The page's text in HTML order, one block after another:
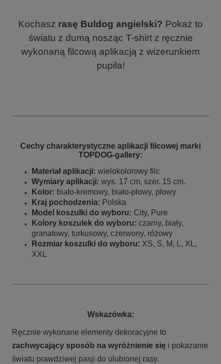
Kochasz rasę Buldog angielski? Pokaż to
światu z dumą nosząc T-shirt z ręcznie
wykonaną filcową aplikacją z wizerunkiem
pupila!
Cechy charakterystyczne aplikacji filcowej marki
TOPDOG-gallery:
Materiał aplikacji: wielokolorowy filc
Wymiary aplikacji: wys. 17 cm, szer. 15 cm.
Kolor: biało-kremowy, biało-płowy, płowy
Kraj pochodzenia: Polska
Model koszulki do wyboru: City, Pure
Kolory koszulek do wyboru: czarny, biały,
granatowy, turkusowy, czerwony, różowy
Rozmiar koszulki do wyboru: XS, S, M, L, XL,
XXL
Wskazówka:
Ręcznie wykonane elementy dekoracyjne to
zachwycający sposób na wyróżnienie się i pokazanie
światu prawdziwej pasji do ulubionej rasy.